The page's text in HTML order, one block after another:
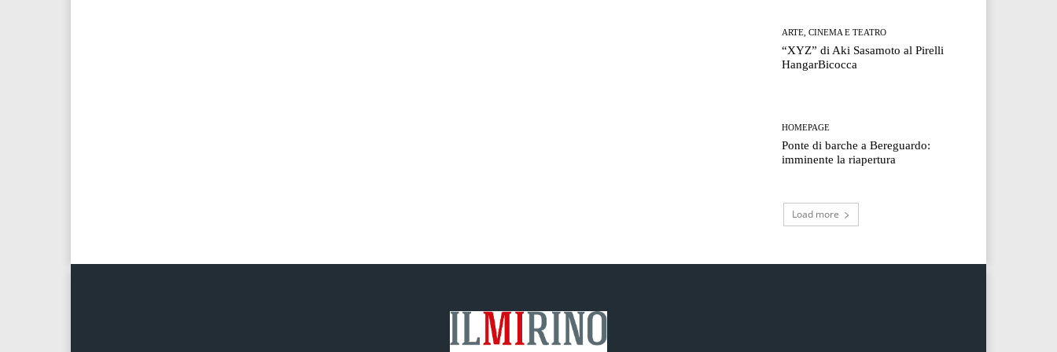
ARTE, CINEMA E TEATRO
“XYZ” di Aki Sasamoto al Pirelli
HangarBicocca
HOMEPAGE
Ponte di barche a Bereguardo:
imminente la riapertura
Load more